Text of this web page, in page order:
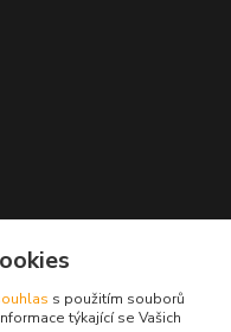
s použitím souborů
týkající se Vašich